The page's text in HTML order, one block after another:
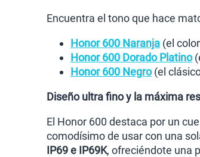
Encuentra el tono que hace
Honor 600 Naranja (el
Honor 600 Dorado Platino
Honor 600 Negro(el
Diseño ultra fino y la máxima
El Honor 600 destaca por un
comodísimo de usar con una
IP69 e IP69K, ofreciéndote una